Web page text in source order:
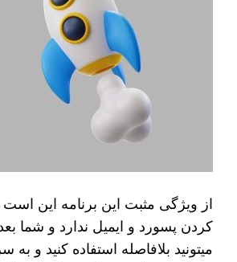
از ویژگی مثبت این برنامه این است
کردن پسورد و ایمیل ندارد و شما
میتونید بلافاصله استفاده کنید و به